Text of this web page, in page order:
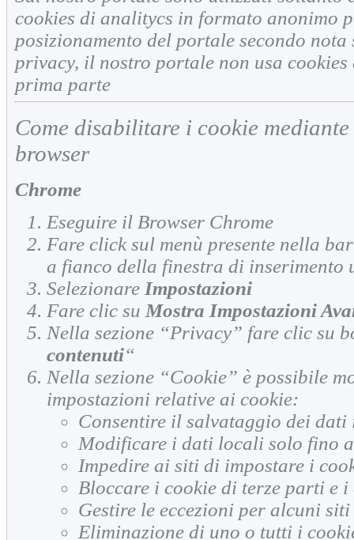
cookies di analitycs in formato anonimo
posizionamento del portale secondo
privacy, il nostro portale non usa
prima parte
Come disabilitare i cookie
browser
Chrome
Eseguire il Browser Chrome
Fare click sul menù presente nella
a fianco della finestra di inserimento
Selezionare Impostazioni
Fare clic su Mostra Impostazioni
Nella sezione “Privacy” fare clic su
contenuti“
Nella sezione “Cookie” è possibile
impostazioni relative ai cookie:
Consentire il salvataggio dei dati
Modificare i dati locali solo fino
Impedire ai siti di impostare i
Bloccare i cookie di terze parti e
Gestire le eccezioni per alcuni
Eliminazione di uno o tutti i